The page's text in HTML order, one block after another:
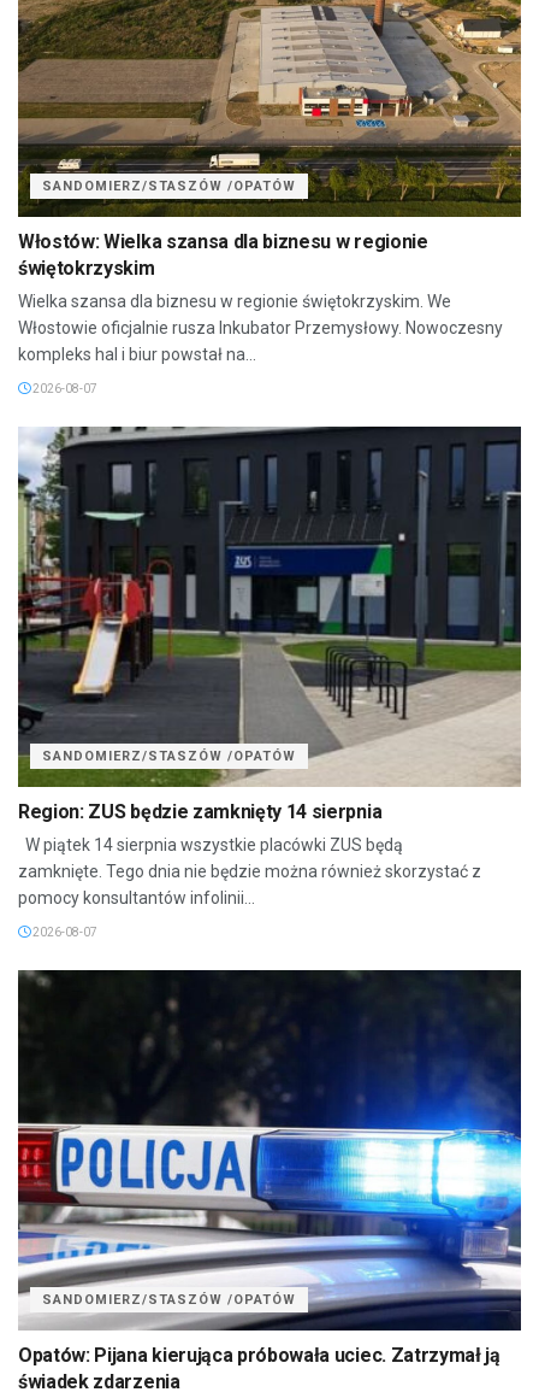
SANDOMIERZ/STASZÓW /OPATÓW
Włostów: Wielka szansa dla biznesu w regionie
świętokrzyskim
Wielka szansa dla biznesu w regionie świętokrzyskim. We
Włostowie oficjalnie rusza Inkubator Przemysłowy. Nowoczesny
kompleks hal i biur powstał na...
2026-08-07
SANDOMIERZ/STASZÓW /OPATÓW
Region: ZUS będzie zamknięty 14 sierpnia
W piątek 14 sierpnia wszystkie placówki ZUS będą
zamknięte. Tego dnia nie będzie można również skorzystać z
pomocy konsultantów infolinii...
2026-08-07
SANDOMIERZ/STASZÓW /OPATÓW
Opatów: Pijana kierująca próbowała uciec. Zatrzymał ją
świadek zdarzenia